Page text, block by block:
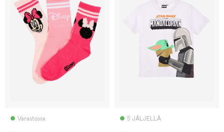
Varastossa 5 JÄLJELLÄ